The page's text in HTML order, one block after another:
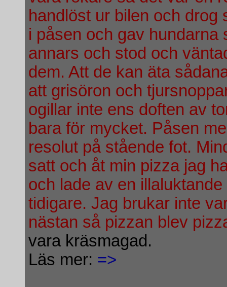
handlöst ur bilen och
i påsen och gav hundarna
annars och stod och
dem. Att de kan äta
att grisöron och
ogillar inte ens doften av
bara för mycket. Påsen
resolut på stående fot.
satt och åt min pizza jag
och lade av en
tidigare. Jag brukar inte
nästan så pizzan blev
vara kräsmagad.
Läs mer: =>